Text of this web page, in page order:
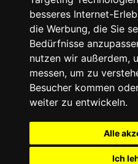
besseres Internet-
die Werbung, die Sie
Bedürfnisse
nutzen wir außerdem,
messen, um zu
Besucher kommen
weiter zu entwickeln.
Alle
Ich